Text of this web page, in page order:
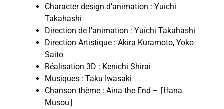
Character design d’animation : Yuichi
Takahashi
Direction de l’animation : Yuichi Takahashi
Direction Artistique : Akira Kuramoto, Yoko
Saito
Réalisation 3D : Kenichi Shirai
Musiques : Taku Iwasaki
Chanson thème : Aina the End – ⌈Hana
Musou⌋